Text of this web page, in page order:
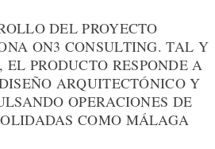
DEL PROYECTO
ON3 CONSULTING. TAL Y
, EL PRODUCTO RESPONDE A
ARQUITECTÓNICO Y
OPERACIONES DE
COMO MÁLAGA